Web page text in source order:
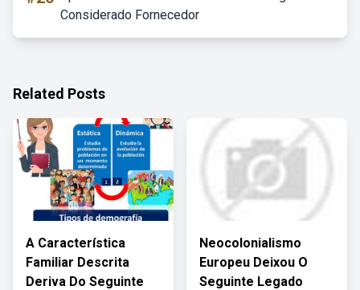
Considerado Fornecedor
Related Posts
A Característica
Familiar Descrita
Deriva Do Seguinte
Neocolonialismo
Europeu Deixou O
Seguinte Legado